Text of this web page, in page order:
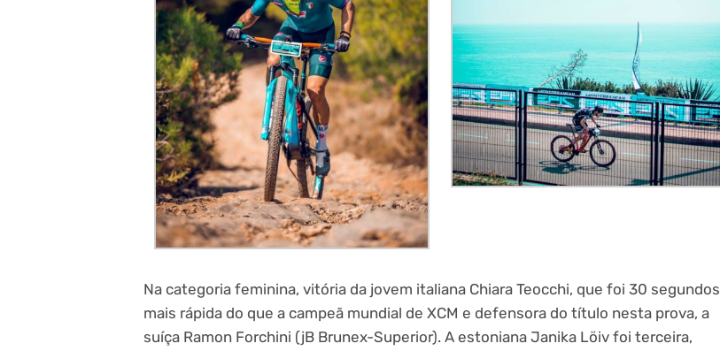
Na categoria feminina, vitória da jovem italiana Chiara Teocchi, que foi 30 segundos
mais rápida do que a campeã mundial de XCM e defensora do título nesta prova, a
suíça Ramon Forchini (jB Brunex-Superior). A estoniana Janika Löiv foi terceira,